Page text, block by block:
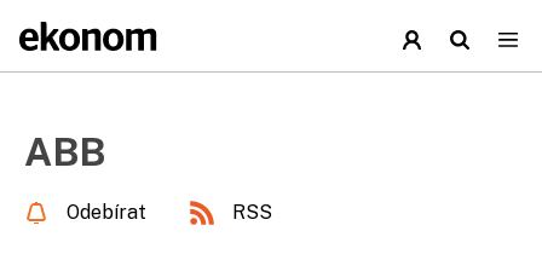
ABB
Odebírat RSS